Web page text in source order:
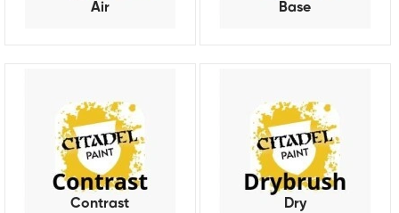
Air Base
Contrast Dry